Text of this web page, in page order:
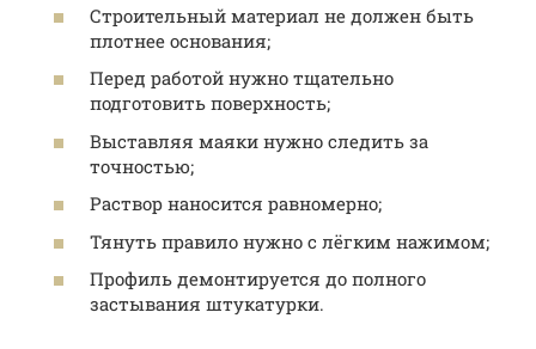
Строительный материал не должен быть
плотнее основания;
Перед работой нужно тщательно
подготовить поверхность;
Выставляя маяки нужно следить за
точностью;
Раствор наносится равномерно;
Тянуть правило нужно с лёгким нажимом;
Профиль демонтируется до полного
застывания штукатурки.